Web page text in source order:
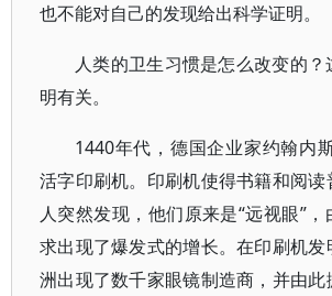
也不能对自己的发现给出科学证明。
人类的卫生习惯是怎么改变的
明有关。
1440年代，德国企业家约翰内
活字印刷机。印刷机使得书籍和阅读
人突然发现，他们原来是“远视眼”
求出现了爆发式的增长。在印刷机发
洲出现了数千家眼镜制造商，并由